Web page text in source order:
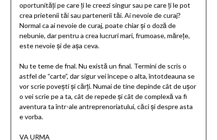
oportunități pe care ți le creezi singur sau pe care ți le pot
crea prietenii tăi sau partenerii tăi. Ai nevoie de curaj?
Normal ca ai nevoie de curaj, poate chiar și o doză de
nebunie, dar pentru a crea lucruri mari, frumoase, mărețe,
este nevoie și de așa ceva.
Nu te teme de fnal. Nu există un final. Termini de scris o
astfel de “carte”, dar sigur vei începe o alta, întotdeauna se
vor scrie povești și cărți. Numai de tine depinde cât de ușor
o vei scrie pe a ta, cât de repede și cât de complexă va fi
aventura ta într-ale antreprenoriatului, căci și despre asta
e vorba.
VA URMA